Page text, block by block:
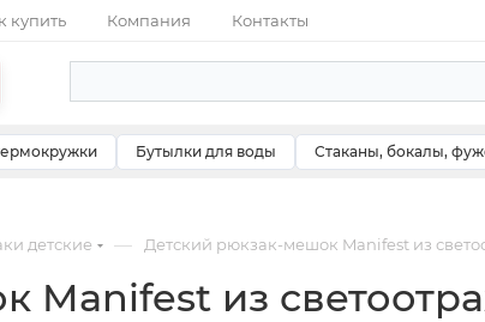
купить Компания Контакты
Бутылки для воды Стаканы, бокалы,
детские — Детский рюкзак-мешок Manifest из
Manifest из